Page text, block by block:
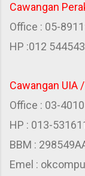
Cawangan
Office : 05-
HP :012
Cawangan UIA
Office : 03-
HP : 013-
BBM :
Emel :